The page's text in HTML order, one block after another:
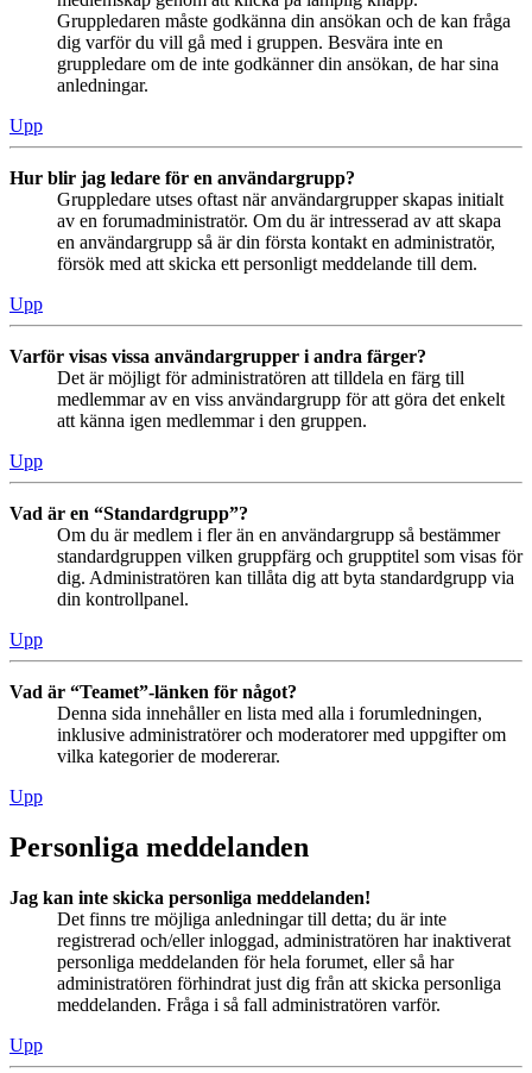
Gruppledaren måste godkänna din ansökan och de kan fråga
dig varför du vill gå med i gruppen. Besvära inte en
gruppledare om de inte godkänner din ansökan, de har sina
anledningar.
Upp
Hur blir jag ledare för en användargrupp?
Gruppledare utses oftast när användargrupper skapas initialt
av en forumadministratör. Om du är intresserad av att skapa
en användargrupp så är din första kontakt en administratör,
försök med att skicka ett personligt meddelande till dem.
Upp
Varför visas vissa användargrupper i andra färger?
Det är möjligt för administratören att tilldela en färg till
medlemmar av en viss användargrupp för att göra det enkelt
att känna igen medlemmar i den gruppen.
Upp
Vad är en “Standardgrupp”?
Om du är medlem i fler än en användargrupp så bestämmer
standardgruppen vilken gruppfärg och grupptitel som visas för
dig. Administratören kan tillåta dig att byta standardgrupp via
din kontrollpanel.
Upp
Vad är “Teamet”-länken för något?
Denna sida innehåller en lista med alla i forumledningen,
inklusive administratörer och moderatorer med uppgifter om
vilka kategorier de modererar.
Upp
Personliga meddelanden
Jag kan inte skicka personliga meddelanden!
Det finns tre möjliga anledningar till detta; du är inte
registrerad och/eller inloggad, administratören har inaktiverat
personliga meddelanden för hela forumet, eller så har
administratören förhindrat just dig från att skicka personliga
meddelanden. Fråga i så fall administratören varför.
Upp